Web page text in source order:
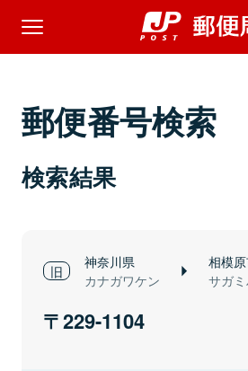
郵便番号検索
検索結果
神奈川県
カナガワケン
相模
サガ
229-1104